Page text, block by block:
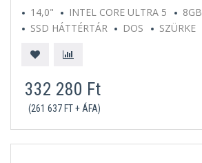
14,0"
INTEL CORE ULTRA 5
8GB
SSD HÁTTÉRTÁR
DOS SZÜRKE
332 280 Ft
(261 637 FT + ÁFA)